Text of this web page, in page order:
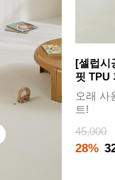
[셀럽시
핏 TPU
오래 사
트!
45,000
28%